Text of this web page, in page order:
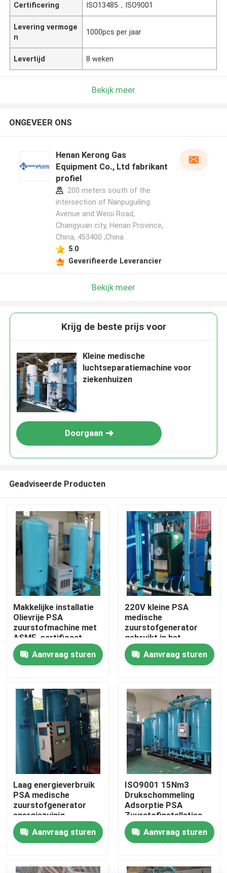
Producten
Over ons
Kwaliteitscontrole
Neem contact met ons op
Nieuws
Vraag een offerte
PSA stikstofgasgeneratoren
De Generator van de hoge Zuiverheidsstikstof
Certificering ISO13485，ISO9001
Levering vermoge
n
1000pcs per jaar
Levertijd 8 weken
Bekijk meer
ONGEVEER ONS
Henan Kerong Gas
Equipment Co., Ltd fabrikant
profiel
200 meters south of the
intersection of Nanpuguiling
Avenue and Weisi Road,
Changyuan city, Henan Province,
China, 453400 ,China
5.0
Geverifieerde Leverancier
Bekijk meer
Krijg de beste prijs voor
Kleine medische
luchtseparatiemachine voor
ziekenhuizen
Doorgaan
Geadviseerde Producten
Makkelijke installatie
Olievrije PSA
zuurstofmachine met
ASME-certificaat
Aanvraag sturen
220V kleine PSA
medische
zuurstofgenerator
gebruikt in het
ziekenhuis 60Nm3/Hr
Aanvraag sturen
Laag energieverbruik
PSA medische
zuurstofgenerator
energiezuinig
Aanvraag sturen
ISO9001 15Nm3
Drukschommeling
Adsorptie PSA
Zuurstofinstallaties
Lage onderhoud
Aanvraag sturen